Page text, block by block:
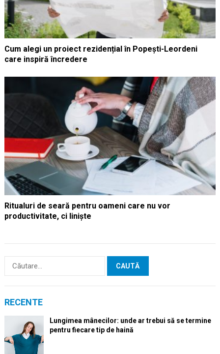
Cum alegi un proiect rezidențial în Popești-Leordeni
care inspiră încredere
Ritualuri de seară pentru oameni care nu vor
productivitate, ci liniște
Caută
RECENTE
Lungimea mânecilor: unde ar trebui să se termine
pentru fiecare tip de haină